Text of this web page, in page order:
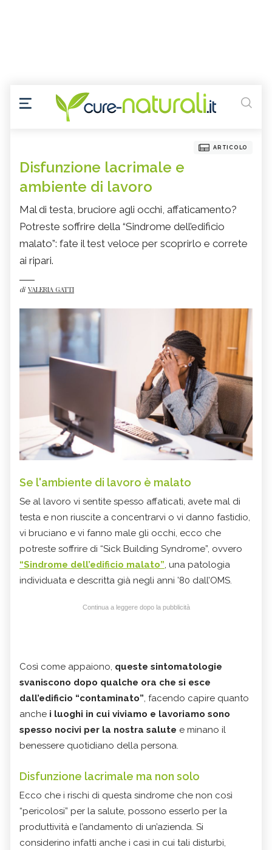
ARTICOLO
Disfunzione lacrimale e
ambiente di lavoro
Mal di testa, bruciore agli occhi, affaticamento?
Potreste soffrire della “Sindrome dell’edificio
malato”: fate il test veloce per scoprirlo e correte
ai ripari.
di VALERIA GATTI
Se l'ambiente di lavoro è malato
Se al lavoro vi sentite spesso affaticati, avete mal di
testa e non riuscite a concentrarvi o vi danno fastidio,
vi bruciano e vi fanno male gli occhi, ecco che
potreste soffrire di “Sick Building Syndrome”, ovvero
“Sindrome dell’edificio malato”, una patologia
individuata e descritta già negli anni ’80 dall’OMS.
Continua a leggere dopo la pubblicità
Così come appaiono, queste sintomatologie
svaniscono dopo qualche ora che si esce
dall’edificio “contaminato”, facendo capire quanto
anche i luoghi in cui viviamo e lavoriamo sono
spesso nocivi per la nostra salute e minano il
benessere quotidiano della persona.
Disfunzione lacrimale ma non solo
Ecco che i rischi di questa sindrome che non così
“pericolosi” per la salute, possono esserlo per la
produttività e l’andamento di un’azienda. Si
considerino infatti anche i casi in cui tali disturbi,